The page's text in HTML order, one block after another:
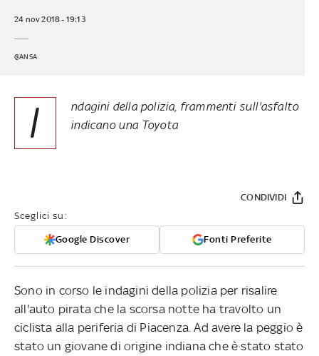
24 nov 2018 - 19:13
@ANSA
I
ndagini della polizia, frammenti sull'asfalto
indicano una Toyota
Sceglici su:
Google Discover Fonti Preferite
CONDIVIDI
Sono in corso le indagini della polizia per risalire
all'auto pirata che la scorsa notte ha travolto un
ciclista alla periferia di Piacenza. Ad avere la peggio è
stato un giovane di origine indiana che è stato stato